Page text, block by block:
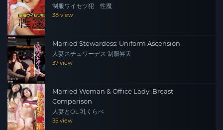
制服ワイセツ犯 性魔
38 view
Married Stewardess: Uniform Ascension
人妻スチュワーデス 制服昇天
37 view
Married Woman & Office Lady: Breast
Comparison
人妻とOL 乳くらべ
35 view